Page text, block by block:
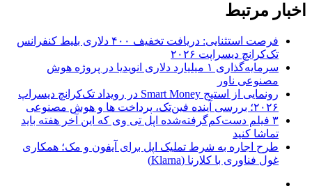
اخبار مرتبط
فرصت استثنایی: دریافت تخفیف ۴۰۰ دلاری بلیط کنفرانس
تک‌کرانچ دیسراپت ۲۰۲۶
سرمایه‌گذاری ۱ میلیارد دلاری انویدیا در پروژه هوش
مصنوعی ناور
رونمایی از استیج Smart Money در رویداد تک‌کرانچ دیسراپ
۲۰۲۶؛ بررسی آینده فین‌تک، پرداخت‌ ها و هوش مصنوعی
۳ فیلم دست‌کم‌گرفته‌شده اپل تی وی که این آخر هفته باید
تماشا کنید
طرح اجاره به شرط تملیک اپل برای آیفون و مک؛ همکاری
غول فناوری با کلارنا (Klarna)